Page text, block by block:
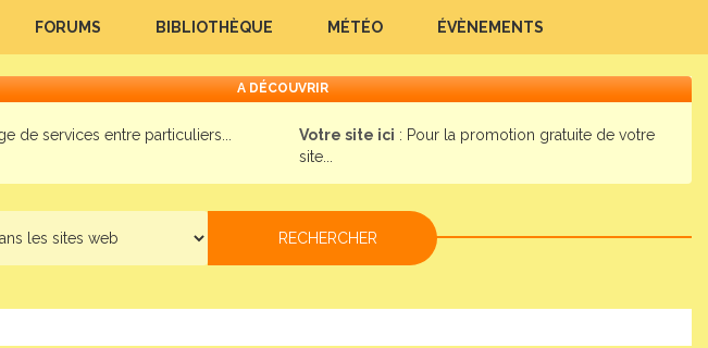
FORUMS BIBLIOTHÈQUE MÉTÉO ÉVÈNEMENTS
A DÉCOUVRIR
de services entre particuliers... Votre site ici : Pour la promotion gratuite de votre
site...